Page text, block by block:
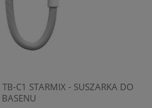
C1 STARMIX - SUSZARKA DO
BASENU